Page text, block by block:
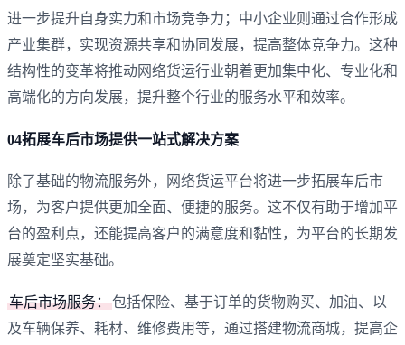
进一步提升自身实力和市场竞争力；中小企业则通过合作形成
产业集群，实现资源共享和协同发展，提高整体竞争力。这种
结构性的变革将推动网络货运行业朝着更加集中化、专业化和
高端化的方向发展，提升整个行业的服务水平和效率。
04拓展车后市场提供一站式解决方案
除了基础的物流服务外，网络货运平台将进一步拓展车后市
场，为客户提供更加全面、便捷的服务。这不仅有助于增加平
台的盈利点，还能提高客户的满意度和黏性，为平台的长期发
展奠定坚实基础。
车后市场服务‌：‌包括保险、‌基于订单的货物购买、‌加油、‌以
及车辆保养、‌耗材、‌维修费用等，‌通过搭建物流商城，‌提高企